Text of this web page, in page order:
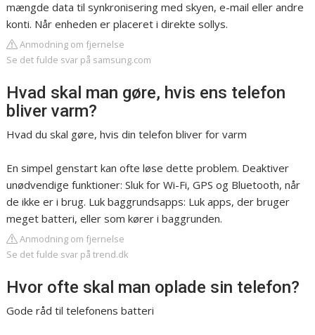
mængde data til synkronisering med skyen, e-mail eller andre
konti. Når enheden er placeret i direkte sollys.
Anmodning om fjernelse
Se det fulde svar på samsung.com
Hvad skal man gøre, hvis ens telefon
bliver varm?
Hvad du skal gøre, hvis din telefon bliver for varm
En simpel genstart kan ofte løse dette problem. Deaktiver
unødvendige funktioner: Sluk for Wi-Fi, GPS og Bluetooth, når
de ikke er i brug. Luk baggrundsapps: Luk apps, der bruger
meget batteri, eller som kører i baggrunden.
Anmodning om fjernelse
Se det fulde svar på trend.dk
Hvor ofte skal man oplade sin telefon?
Gode råd til telefonens batteri